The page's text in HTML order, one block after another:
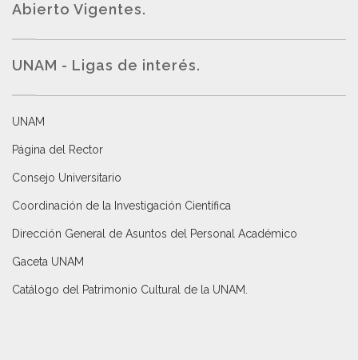
Abierto Vigentes.
UNAM - Ligas de interés.
UNAM
Página del Rector
Consejo Universitario
Coordinación de la Investigación Científica
Dirección General de Asuntos del Personal Académico
Gaceta UNAM
Catálogo del Patrimonio Cultural de la UNAM.